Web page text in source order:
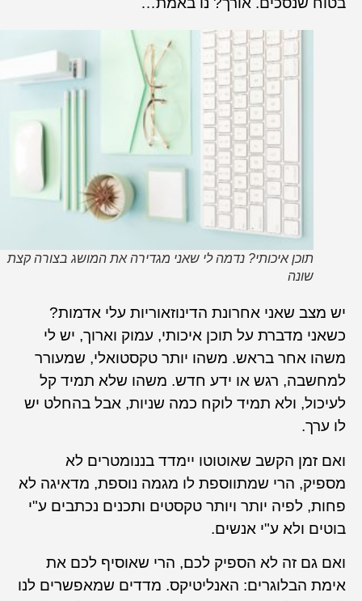
תוכן איכותי? נדמה לי שאני מגדירה את המושג בצורה קצת
שונה
יש מצב שאני אחרונת הדינוזאוריות עלי אדמות?
כשאני מדברת על תוכן איכותי, עמוק וארוך, יש לי
משהו אחר בראש. משהו יותר טקסטואלי, שמעורר
למחשבה, רגש או ידע חדש. משהו שלא תמיד קל
לעיכול, ולא תמיד לוקח כמה שניות, אבל בהחלט יש
לו ערך.
ואם זמן הקשב שאוטוטו יימדד בננומטרים לא
מספיק, הרי שמתווספת לו מגמה נוספת, מדאיגה לא
פחות, לפיה יותר ויותר טקסטים ותכנים נכתבים ע"י
בוטים ולא ע"י אנשים.
ואם גם זה לא הספיק לכם, הרי שאוסיף לכם את
אימת הבלוגרים: האנליטיקס. מדדים שמאפשרים לנו